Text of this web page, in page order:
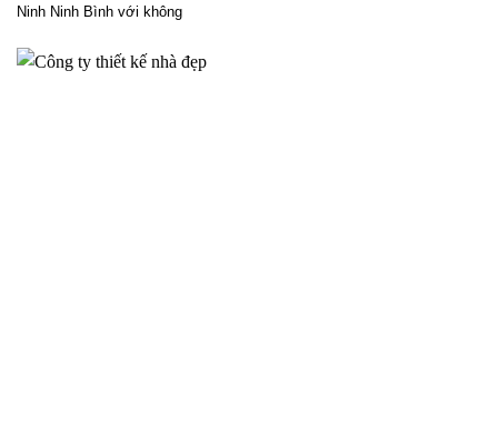
Ninh Ninh Bình với không